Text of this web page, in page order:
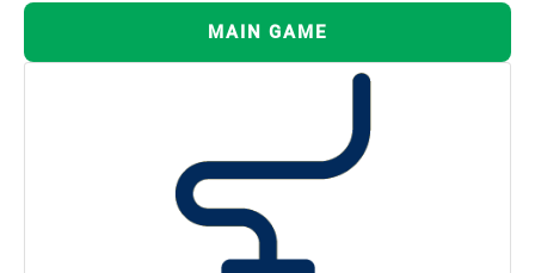
MAIN GAME